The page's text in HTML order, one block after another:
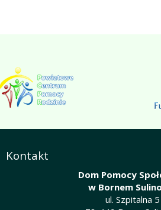
Kontakt
Dom Pomocy
w Bornem
ul. Szpitalna 5